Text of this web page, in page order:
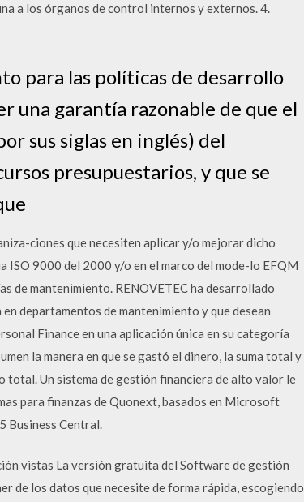
a los órganos de control internos y externos. 4.
para las políticas de desarrollo
una garantía razonable de que el
sus siglas en inglés) del
presupuestarios, y que se
ciones que necesiten aplicar y/o mejorar dicho
ISO 9000 del 2000 y/o en el marco del mode-lo EFQM
de mantenimiento. RENOVETEC ha desarrollado
departamentos de mantenimiento y que desean
Finance en una aplicación única en su categoría
la manera en que se gastó el dinero, la suma total y
total. Un sistema de gestión financiera de alto valor le
para finanzas de Quonext, basados en Microsoft
Business Central.
vistas La versión gratuita del Software de gestión
de los datos que necesite de forma rápida, escogiendo